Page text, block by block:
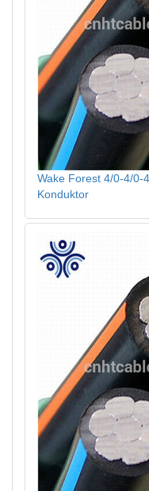
Wake Forest 4/0-4/0-
Konduktor